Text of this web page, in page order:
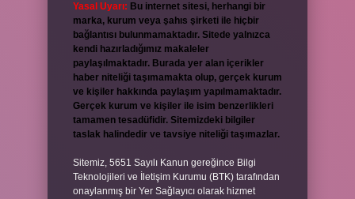
Yasal Uyarı: Bu internet sitesi, herhangi bir
marka, kurum veya şahıs şirketi ile hiçbir
bağlantısı bulunmamaktadır. Sitede yalnızca
kendi hazırladığımız makaleler
paylaşılmaktadır. Burada yer alan içerikler
haber niteliği taşımamakta olup, gerçek kurum
ve kişiler hakkında paylaşım yapılmamaktadır.
Gerçek kurum ve kişiler ile isim benzerlikleri
tamamen tesadüfidir. Sitemizdeki bilgiler
taslak halindedir ve tavsiye niteliği taşımazlar.
Sitemiz, 5651 Sayılı Kanun gereğince Bilgi
Teknolojileri ve İletişim Kurumu (BTK) tarafından
onaylanmış bir Yer Sağlayıcı olarak hizmet